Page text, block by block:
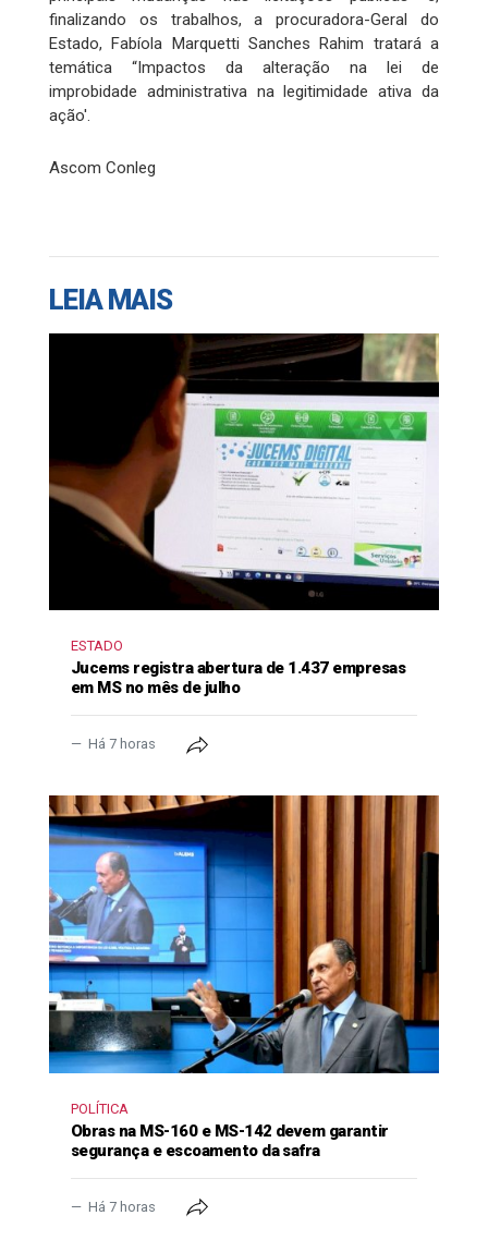
finalizando os trabalhos, a procuradora-Geral do
Estado, Fabíola Marquetti Sanches Rahim tratará a
temática “Impactos da alteração na lei de
improbidade administrativa na legitimidade ativa da
ação'.
Ascom Conleg
LEIA MAIS
ESTADO
Jucems registra abertura de 1.437 empresas
em MS no mês de julho
Há 7 horas
POLÍTICA
Obras na MS-160 e MS-142 devem garantir
segurança e escoamento da safra
Há 7 horas